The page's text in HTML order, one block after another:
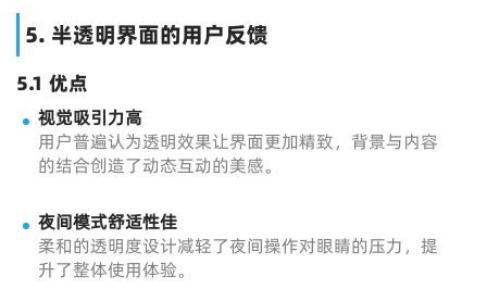
5. 半透明界面的用户反馈
5.1 优点
视觉吸引力高
用户普遍认为透明效果让界面更加精致，背景与内容
的结合创造了动态互动的美感。
夜间模式舒适性佳
柔和的透明度设计减轻了夜间操作对眼睛的压力，提
升了整体使用体验。